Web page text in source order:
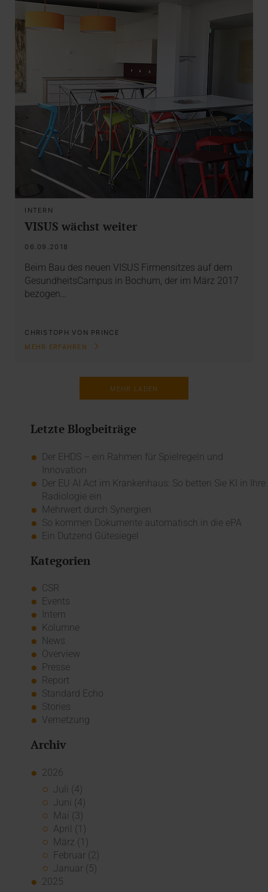
INTERN
VISUS wächst weiter
06.09.2018
Beim Bau des neuen VISUS Firmensitzes auf dem
GesundheitsCampus in Bochum, der im März 2017
bezogen…
CHRISTOPH VON PRINCE
MEHR ERFAHREN
MEHR LADEN
Letzte Blogbeiträge
Der EHDS – ein Rahmen für Spielregeln und
Innovation
Der EU AI Act im Krankenhaus: So betten Sie KI in Ihre
Radiologie ein
Mehrwert durch Synergien
So kommen Dokumente automatisch in die ePA
Ein Dutzend Gütesiegel
Kategorien
CSR
Events
Intern
Kolumne
News
Overview
Presse
Report
Standard Echo
Stories
Vernetzung
Archiv
2026
Juli (4)
Juni (4)
Mai (3)
April (1)
März (1)
Februar (2)
Januar (5)
2025